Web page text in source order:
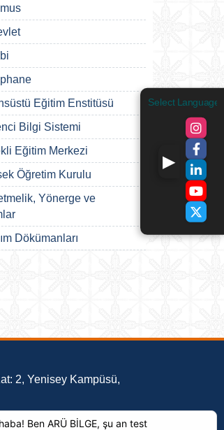
Eğitim Enstitüsü
Bilgi Sistemi
Eğitim Merkezi
Öğretim Kurulu
Yönerge ve
Dökümanları
Select Language
2, Yenisey Kampüsü,